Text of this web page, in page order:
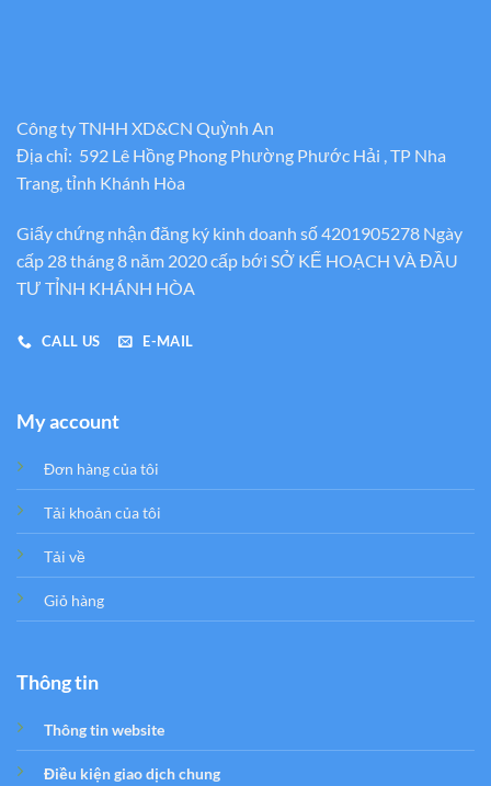
Công ty TNHH XD&CN Quỳnh An
Địa chỉ: 592 Lê Hồng Phong Phường Phước Hải , TP Nha
Trang, tỉnh Khánh Hòa
Giấy chứng nhận đăng ký kinh doanh số 4201905278 Ngày
cấp 28 tháng 8 năm 2020 cấp bới SỞ KẾ HOẠCH VÀ ĐẦU
TƯ TỈNH KHÁNH HÒA
CALL US E-MAIL
My account
Đơn hàng của tôi
Tải khoản của tôi
Tải về
Giỏ hàng
Thông tin
Thông tin website
Điều kiện giao dịch chung